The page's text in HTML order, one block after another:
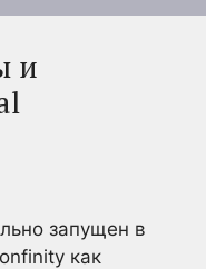
и
запущен в
как